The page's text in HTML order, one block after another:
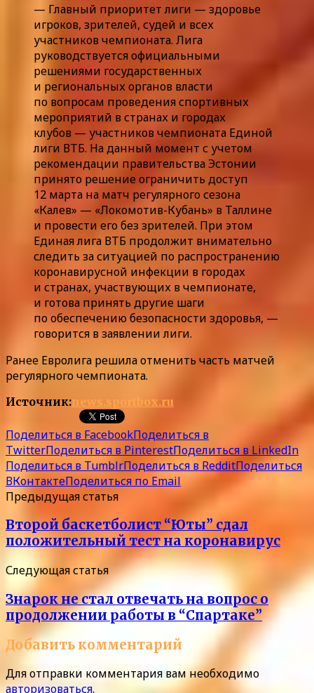
— Главный приоритет лиги — здоровье
игроков, зрителей, судей и всех
участников чемпионата. Лига
руководствуется официальными
решениями государственных
и региональных органов власти
по вопросам проведения спортивных
мероприятий в странах и городах
клубов — участников чемпионата Единой
лиги ВТБ. На данный момент с учетом
рекомендации правительства Эстонии
принято решение ограничить доступ
12 марта на матч регулярного сезона
«Калев» — «Локомотив-Кубань» в Таллине
и провести его без зрителей. При этом
Единая лига ВТБ продолжит внимательно
следить за ситуацией по распространению
коронавирусной инфекции в городах
и странах, участвующих в чемпионате,
и готова принять другие шаги
по обеспечению безопасности здоровья, —
говорится в заявлении лиги.
Ранее Евролига решила отменить часть матчей
регулярного чемпионата.
Источник:news.sportbox.ru
Поделиться в FacebookПоделиться в
TwitterПоделиться в PinterestПоделиться в LinkedIn
Поделиться в TumblrПоделиться в RedditПоделиться
ВКонтактеПоделиться по Email
Предыдущая статья
Второй баскетболист “Юты” сдал
положительный тест на коронавирус
Следующая статья
Знарок не стал отвечать на вопрос о
продолжении работы в “Спартаке”
Добавить комментарий
Для отправки комментария вам необходимо
авторизоваться.